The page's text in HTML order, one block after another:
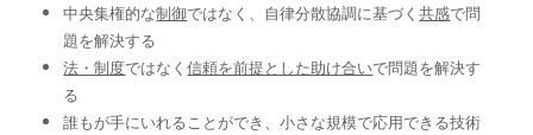
中央集権的な制御ではなく、自律分散協調に基づく共感で問
題を解決する
法・制度ではなく信頼を前提とした助け合いで問題を解決す
る
誰もが手にいれることができ、小さな規模で応用できる技術